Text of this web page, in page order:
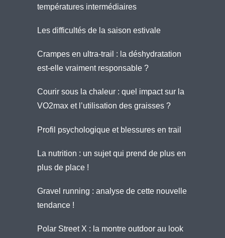
températures intermédiaires
Les difficultés de la saison estivale
Crampes en ultra-trail : la déshydratation
est-elle vraiment responsable ?
Courir sous la chaleur : quel impact sur la
VO2max et l’utilisation des graisses ?
Profil psychologique et blessures en trail
La nutrition : un sujet qui prend de plus en
plus de place !
Gravel running : analyse de cette nouvelle
tendance !
Polar Street X : la montre outdoor au look